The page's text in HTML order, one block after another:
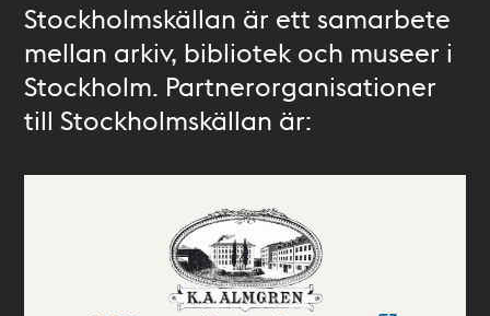
Stockholmskällan är ett samarbete
mellan arkiv, bibliotek och museer i
Stockholm. Partnerorganisationer
till Stockholmskällan är: